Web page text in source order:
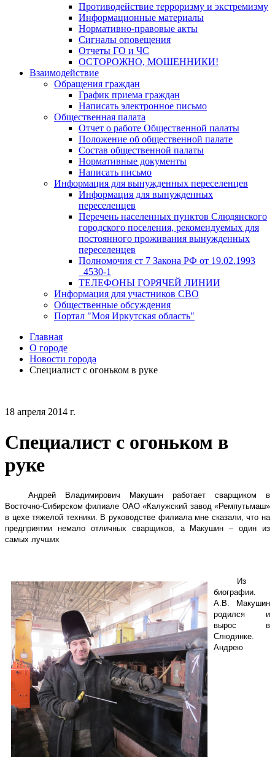
Противодействие терроризму и экстремизму
Информационные материалы
Нормативно-правовые акты
Сигналы оповещения
Отчеты ГО и ЧС
ОСТОРОЖНО, МОШЕННИКИ!
Взаимодействие
Обращения граждан
График приема граждан
Написать электронное письмо
Общественная палата
Отчет о работе Общественной палаты
Положение об общественной палате
Состав общественной палаты
Нормативные документы
Написать письмо
Информация для вынужденных переселенцев
Информация для вынужденных
переселенцев
Перечень населенных пунктов Слюдянского
городского поселения, рекомендуемых для
постоянного проживания вынужденных
переселенцев
Полномочия ст 7 Закона РФ от 19.02.1993
_4530-1
ТЕЛЕФОНЫ ГОРЯЧЕЙ ЛИНИИ
Информация для участников СВО
Общественные обсуждения
Портал "Моя Иркутская область"
Главная
О городе
Новости города
Специалист с огоньком в руке
18 апреля 2014 г.
Специалист с огоньком в
руке
Андрей Владимирович Макушин работает сварщиком в
Восточно-Сибирском филиале ОАО «Калужский завод «Ремпутьмаш»
в цехе тяжелой техники. В руководстве филиала мне сказали, что на
предприятии немало отличных сварщиков, а Макушин – один из
самых лучших
Из
биографии.
А.В. Макушин
родился и
вырос в
Слюдянке.
Андрею